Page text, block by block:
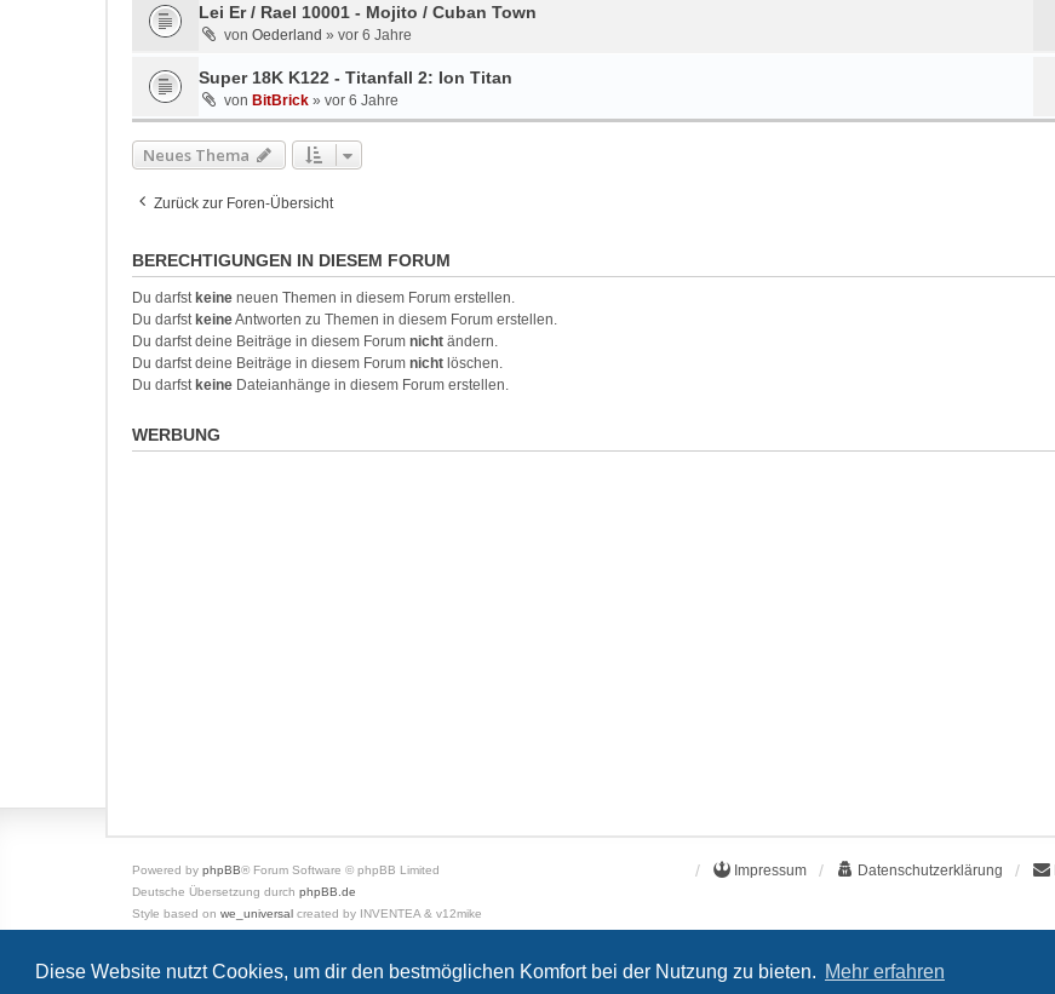
Diese Website nutzt Cookies, um dir den bestmöglichen Komfort bei der Nutzung zu bieten. Mehr erfahren
Lei Er / Rael 10001 - Mojito / Cuban Town
von Oederland » vor 6 Jahre
Super 18K K122 - Titanfall 2: Ion Titan
von BitBrick » vor 6 Jahre
Neues Thema
Zurück zur Foren-Übersicht
BERECHTIGUNGEN IN DIESEM FORUM
Du darfst keine neuen Themen in diesem Forum erstellen.
Du darfst keineAntworten zu Themen in diesem Forum erstellen.
Du darfst deine Beiträge in diesem Forum nicht ändern.
Du darfst deine Beiträge in diesem Forum nicht löschen.
Du darfst keine Dateianhänge in diesem Forum erstellen.
WERBUNG
Impressum Datenschutzerklärung
Powered by phpBB® Forum Software © phpBB Limited
Deutsche Übersetzung durch phpBB.de
Style based on we_universal created by INVENTEA & v12mike